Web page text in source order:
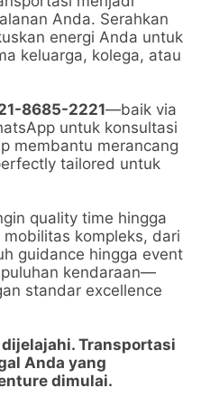
Anda. Serahkan
energi Anda untuk
keluarga, kolega, atau
8685-2221—baik via
untuk konsultasi
membantu merancang
tailored untuk
quality time hingga
kompleks, dari
guidance hingga event
kendaraan—
standar excellence
Transportasi
Anda yang
dimulai.